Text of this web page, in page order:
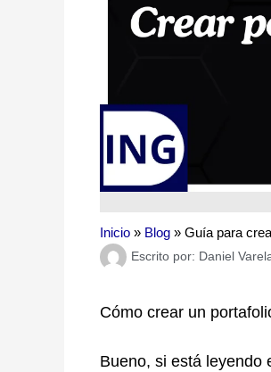
Inicio » Blog » Guía para
Escrito por: Daniel
Cómo crear un
Bueno, si está leyendo